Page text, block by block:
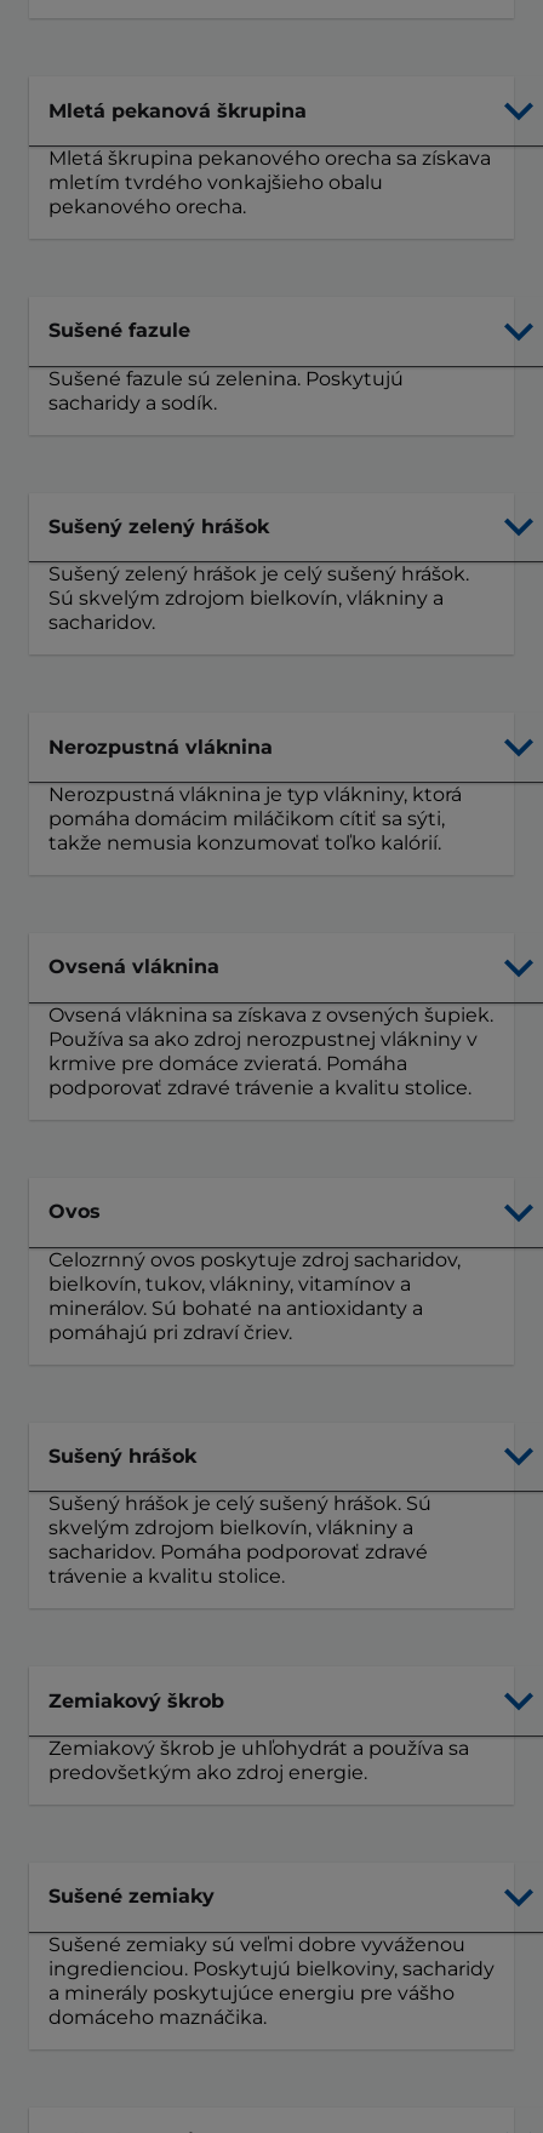
Mletá pekanová škrupina
Mletá škrupina pekanového orecha sa získava
mletím tvrdého vonkajšieho obalu
pekanového orecha.
Sušené fazule
Sušené fazule sú zelenina. Poskytujú
sacharidy a sodík.
Sušený zelený hrášok
Sušený zelený hrášok je celý sušený hrášok.
Sú skvelým zdrojom bielkovín, vlákniny a
sacharidov.
Nerozpustná vláknina
Nerozpustná vláknina je typ vlákniny, ktorá
pomáha domácim miláčikom cítiť sa sýti,
takže nemusia konzumovať toľko kalórií.
Ovsená vláknina
Ovsená vláknina sa získava z ovsených šupiek.
Používa sa ako zdroj nerozpustnej vlákniny v
krmive pre domáce zvieratá. Pomáha
podporovať zdravé trávenie a kvalitu stolice.
Ovos
Celozrnný ovos poskytuje zdroj sacharidov,
bielkovín, tukov, vlákniny, vitamínov a
minerálov. Sú bohaté na antioxidanty a
pomáhajú pri zdraví čriev.
Sušený hrášok
Sušený hrášok je celý sušený hrášok. Sú
skvelým zdrojom bielkovín, vlákniny a
sacharidov. Pomáha podporovať zdravé
trávenie a kvalitu stolice.
Zemiakový škrob
Zemiakový škrob je uhľohydrát a používa sa
predovšetkým ako zdroj energie.
Sušené zemiaky
Sušené zemiaky sú veľmi dobre vyváženou
ingredienciou. Poskytujú bielkoviny, sacharidy
a minerály poskytujúce energiu pre vášho
domáceho maznáčika.